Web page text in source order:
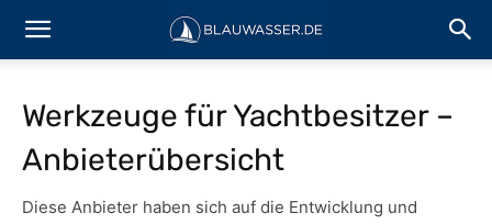
Werkzeuge für Yachtbesitzer –
Anbieterübersicht
Diese Anbieter haben sich auf die Entwicklung und